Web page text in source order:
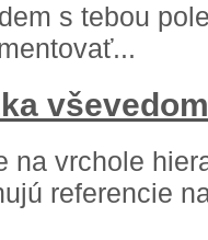
s tebou
na vrchole
referencie